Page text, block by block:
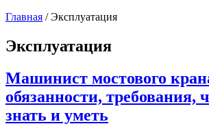
Главная / Эксплуатация
Эксплуатация
Машинист мостового
обязанности, требования,
знать и уметь